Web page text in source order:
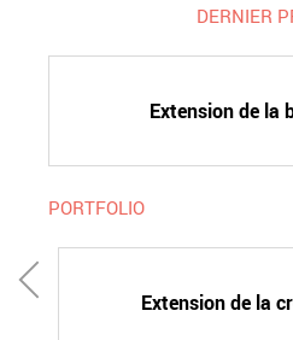
DERNIER
Extension de la
PORTFOLIO
Extension de la